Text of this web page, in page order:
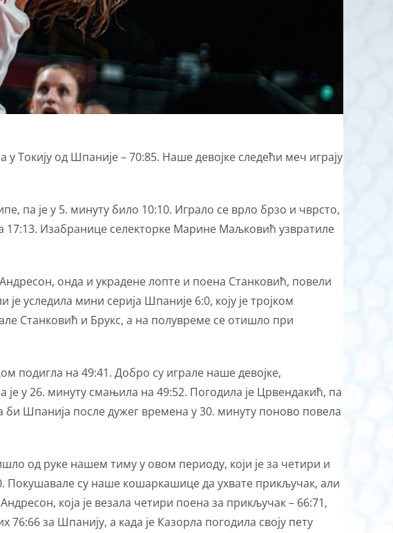
Токију од Шпаније – 70:85. Наше девојке следећи меч играју
па је у 5. минуту било 10:10. Играло се врло брзо и чврсто,
Изабранице селекторке Марине Маљковић узвратиле
онда и украдене лопте и поена Станковић, повели
уследила мини серија Шпаније 6:0, коју је тројком
Станковић и Брукс, а на полувреме се отишло при
подигла на 49:41. Добро су играле наше девојке,
је у 26. минуту смањила на 49:52. Погодила је Црвендакић, па
би Шпанија после дужег времена у 30. минуту поново повела
од руке нашем тиму у овом периоду, који је за четири и
Покушавале су наше кошаркашице да ухвате прикључак, али
која је везала четири поена за прикључак – 66:71,
за Шпанију, а када је Казорла погодила своју пету